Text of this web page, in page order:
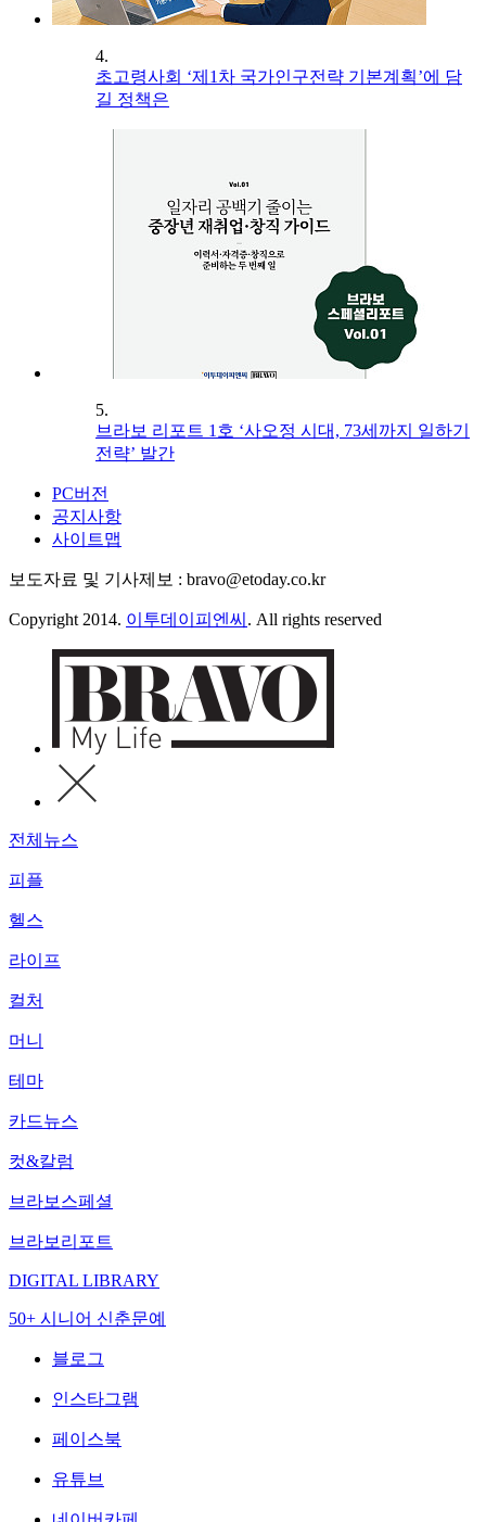
4.
초고령사회 ‘제1차 국가인구전략 기본계획’에 담
길 정책은
5.
브라보 리포트 1호 ‘사오정 시대, 73세까지 일하기
전략’ 발간
PC버전
공지사항
사이트맵
보도자료 및 기사제보 : bravo@etoday.co.kr
Copyright 2014. 이투데이피엔씨 . All rights reserved
전체뉴스
피플
헬스
라이프
컬처
머니
테마
카드뉴스
컷&칼럼
브라보스페셜
브라보리포트
DIGITAL LIBRARY
50+ 시니어 신춘문예
블로그
인스타그램
페이스북
유튜브